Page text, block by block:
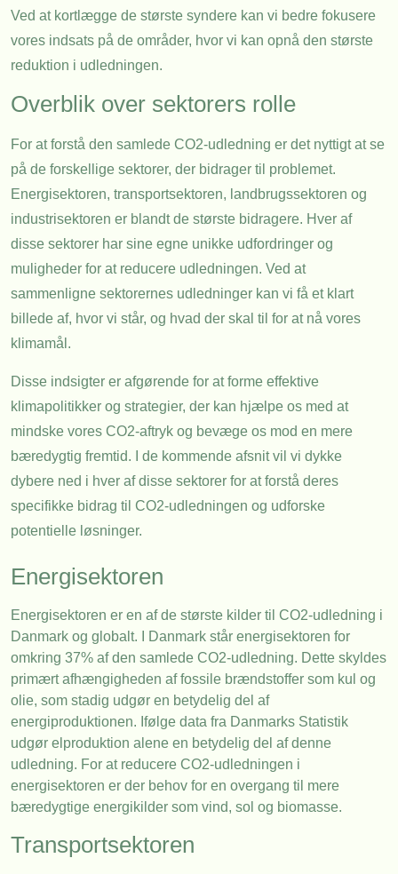
Ved at kortlægge de største syndere kan vi bedre fokusere
vores indsats på de områder, hvor vi kan opnå den største
reduktion i udledningen.
Overblik over sektorers rolle
For at forstå den samlede CO2-udledning er det nyttigt at se
på de forskellige sektorer, der bidrager til problemet.
Energisektoren, transportsektoren, landbrugssektoren og
industrisektoren er blandt de største bidragere. Hver af
disse sektorer har sine egne unikke udfordringer og
muligheder for at reducere udledningen. Ved at
sammenligne sektorernes udledninger kan vi få et klart
billede af, hvor vi står, og hvad der skal til for at nå vores
klimamål.
Disse indsigter er afgørende for at forme effektive
klimapolitikker og strategier, der kan hjælpe os med at
mindske vores CO2-aftryk og bevæge os mod en mere
bæredygtig fremtid. I de kommende afsnit vil vi dykke
dybere ned i hver af disse sektorer for at forstå deres
specifikke bidrag til CO2-udledningen og udforske
potentielle løsninger.
Energisektoren
Energisektoren er en af de største kilder til CO2-udledning i
Danmark og globalt. I Danmark står energisektoren for
omkring 37% af den samlede CO2-udledning. Dette skyldes
primært afhængigheden af fossile brændstoffer som kul og
olie, som stadig udgør en betydelig del af
energiproduktionen. Ifølge data fra Danmarks Statistik
udgør elproduktion alene en betydelig del af denne
udledning. For at reducere CO2-udledningen i
energisektoren er der behov for en overgang til mere
bæredygtige energikilder som vind, sol og biomasse.
Transportsektoren